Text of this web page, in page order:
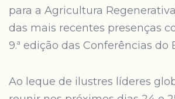
para a Agricultura
das mais recentes presenças
9.ª edição das Conferências do
Ao leque de ilustres líderes